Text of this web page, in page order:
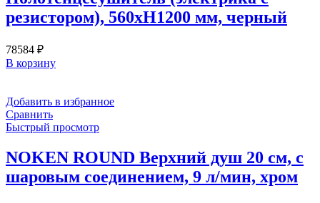
резистором), 560хH1200 мм, черный
78584 ₽
В корзину
Добавить в избранное
Сравнить
Быстрый просмотр
NOKEN ROUND Верхний душ 20 см, с
шаровым соединением, 9 л/мин, хром